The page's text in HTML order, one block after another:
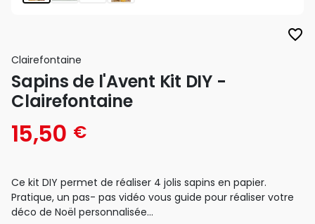
favorite_border
Clairefontaine
Sapins de l'Avent Kit DIY -
Clairefontaine
15,50 €
Ce kit DIY permet de réaliser 4 jolis sapins en papier.
Pratique, un pas- pas vidéo vous guide pour réaliser votre
déco de Noël personnalisée...